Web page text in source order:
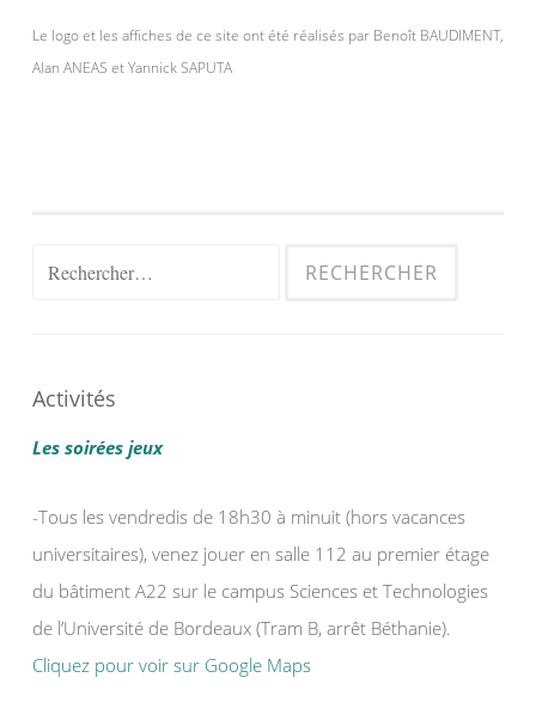
Le logo et les affiches de ce site ont été réalisés par Benoît BAUDIMENT,
Alan ANEAS et Yannick SAPUTA
Rechercher :
Activités
Les soirées jeux
-Tous les vendredis de 18h30 à minuit (hors vacances
universitaires), venez jouer en salle 112 au premier étage
du bâtiment A22 sur le campus Sciences et Technologies
de l’Université de Bordeaux (Tram B, arrêt Béthanie).
Cliquez pour voir sur Google Maps